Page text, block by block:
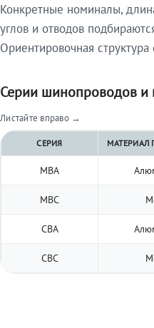
Конкретные номиналы,
углов и отводов
Ориентировочная
Серии шинопроводов и
Листайте вправо →
СЕРИЯ МАТЕРИАЛ
МВА
МВС
СВА
СВС